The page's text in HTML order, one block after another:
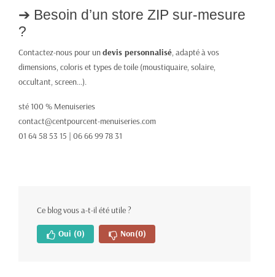
➔ Besoin d’un store ZIP sur-mesure
?
Contactez-nous pour undevis personnalisé, adapté à vos
dimensions, coloris et types de toile (moustiquaire, solaire,
occultant, screen...).
sté 100 % Menuiseries
contact@centpourcent-menuiseries.com
01 64 58 53 15 | 06 66 99 78 31
Ce blog vous a-t-il été utile ?
Oui (0) Non(0)